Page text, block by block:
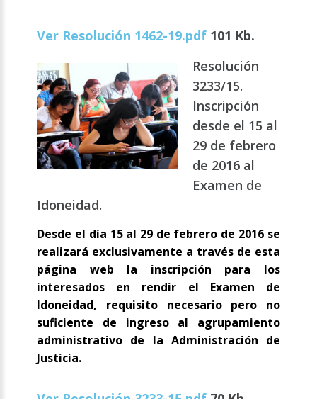
Ver Resolución 1462-19.pdf 101 Kb.
Resolución
3233/15.
Inscripción
desde el 15 al
29 de febrero
de 2016 al
Examen de
Idoneidad.
Desde el día 15 al 29 de febrero de 2016 se
realizará exclusivamente a través de esta
página web la inscripción para los
interesados en rendir el Examen de
Idoneidad, requisito necesario pero no
suficiente de ingreso al agrupamiento
administrativo de la Administración de
Justicia.